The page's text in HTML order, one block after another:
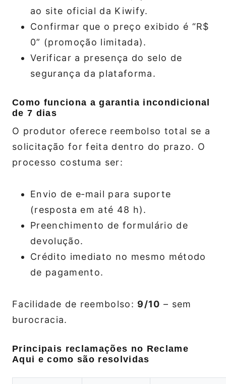
ao site oficial da Kiwify.
Confirmar que o preço exibido é “R$
0” (promoção limitada).
Verificar a presença do selo de
segurança da plataforma.
Como funciona a garantia incondicional
de 7 dias
O produtor oferece reembolso total se a
solicitação for feita dentro do prazo. O
processo costuma ser:
Envio de e‑mail para suporte
(resposta em até 48 h).
Preenchimento de formulário de
devolução.
Crédito imediato no mesmo método
de pagamento.
Facilidade de reembolso: 9/10 – sem
burocracia.
Principais reclamações no Reclame
Aqui e como são resolvidas